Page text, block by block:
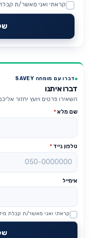
Website
קראתי ואני מאשר/ת קבלת
דברו עם מומחה SAVEY
דברו איתנו
השאירו פרטים ויועץ יחזור
שם מלא*
טלפון נייד *
אימייל
Website
קראתי ואני מאשר/ת קבלת